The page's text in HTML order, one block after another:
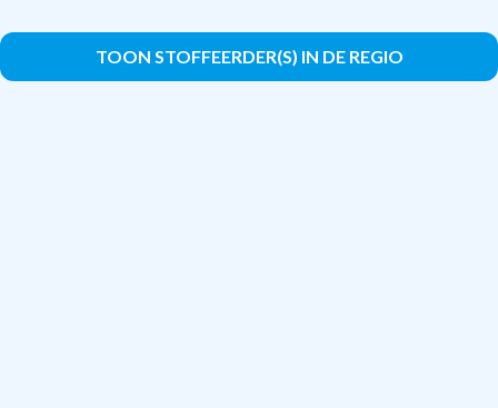
TOON STOFFEERDER(S) IN DE REGIO